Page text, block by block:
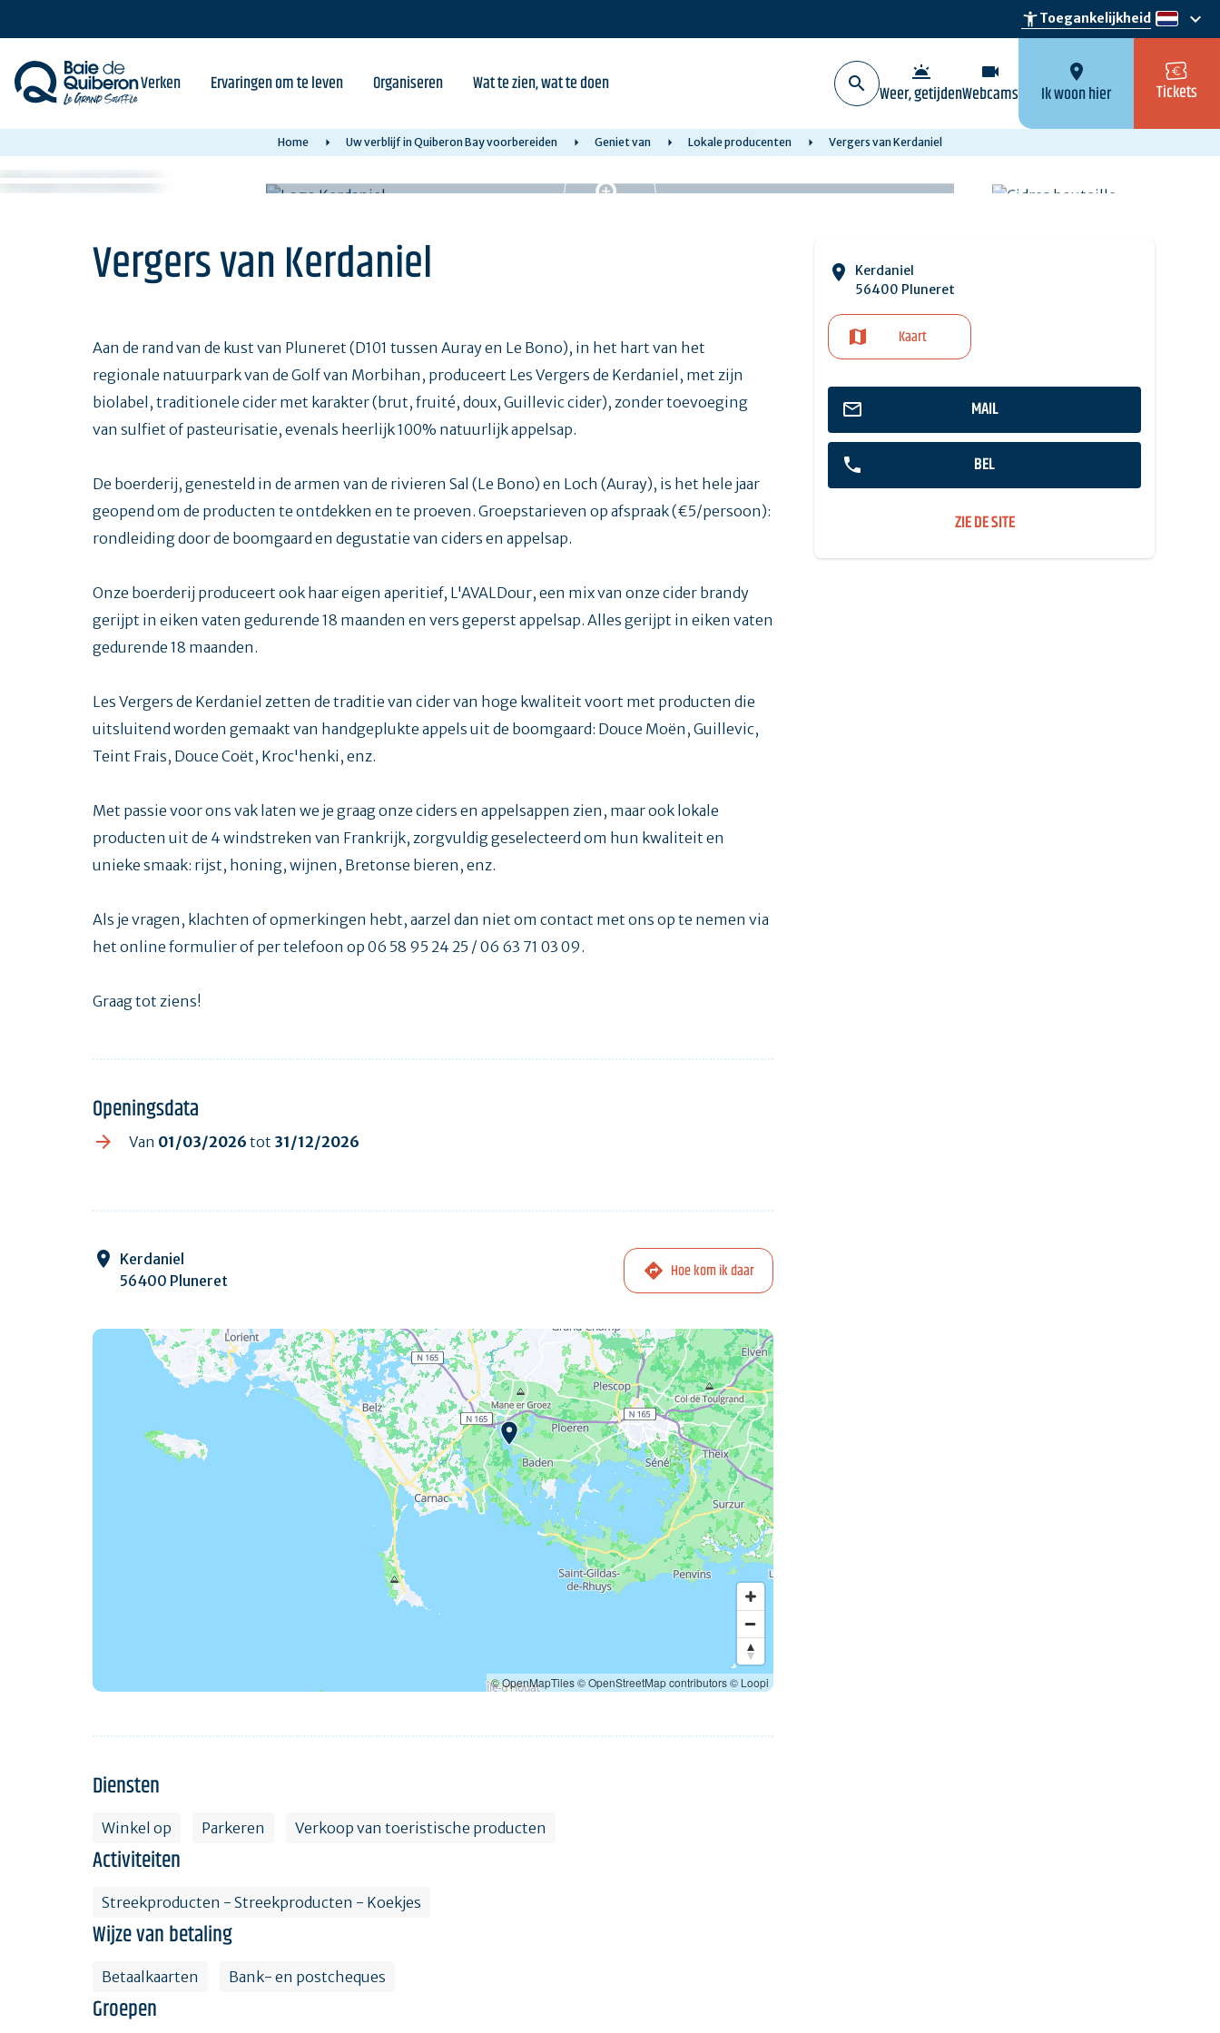
content
accessibility_newToegankelijkheid nl
keyboard_arrow_down
Verken Ervaringen om te leven Organiseren Wat te zien, wat te doen wb_twilight
Weer, getijden
videocam
Webcams
location_on
Ik woon hier Tickets
Home Uw verblijf in Quiberon Bay voorbereiden Geniet van Lokale producenten Vergers van Kerdaniel
Vergers van Kerdaniel
Kerdaniel
56400 Pluneret
Kaart
MAIL
BEL
ZIE DE SITE
Aan de rand van de kust van Pluneret (D101 tussen Auray en Le Bono), in het hart van het
regionale natuurpark van de Golf van Morbihan, produceert Les Vergers de Kerdaniel, met zijn
biolabel, traditionele cider met karakter (brut, fruité, doux, Guillevic cider), zonder toevoeging
van sulfiet of pasteurisatie, evenals heerlijk 100% natuurlijk appelsap.
De boerderij, genesteld in de armen van de rivieren Sal (Le Bono) en Loch (Auray), is het hele jaar
geopend om de producten te ontdekken en te proeven. Groepstarieven op afspraak (€5/persoon):
rondleiding door de boomgaard en degustatie van ciders en appelsap.
Onze boerderij produceert ook haar eigen aperitief, L'AVALDour, een mix van onze cider brandy
gerijpt in eiken vaten gedurende 18 maanden en vers geperst appelsap. Alles gerijpt in eiken vaten
gedurende 18 maanden.
Les Vergers de Kerdaniel zetten de traditie van cider van hoge kwaliteit voort met producten die
uitsluitend worden gemaakt van handgeplukte appels uit de boomgaard: Douce Moën, Guillevic,
Teint Frais, Douce Coët, Kroc'henki, enz.
Met passie voor ons vak laten we je graag onze ciders en appelsappen zien, maar ook lokale
producten uit de 4 windstreken van Frankrijk, zorgvuldig geselecteerd om hun kwaliteit en
unieke smaak: rijst, honing, wijnen, Bretonse bieren, enz.
Als je vragen, klachten of opmerkingen hebt, aarzel dan niet om contact met ons op te nemen via
het online formulier of per telefoon op 06 58 95 24 25 / 06 63 71 03 09.
Graag tot ziens!
Openingsdata
Van 01/03/2026 tot 31/12/2026
Kerdaniel
56400 Pluneret
Hoe kom ik daar
© OpenMapTiles© OpenStreetMap contributors© Loopi
Diensten
Winkel op Parkeren Verkoop van toeristische producten
Activiteiten
Streekproducten - Streekproducten - Koekjes
Wijze van betaling
Betaalkaarten Bank- en postcheques
Groepen